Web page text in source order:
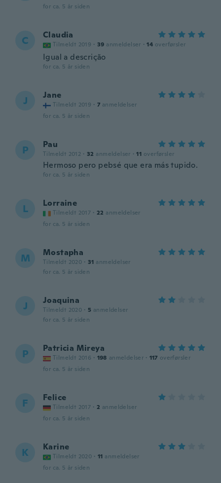
for ca. 5 år siden
C Claudia
Tilmeldt 2019 · 39 anmeldelser · 14 overførsler
Igual a descrição
for ca. 5 år siden
J Jane
Tilmeldt 2019 · 7 anmeldelser
for ca. 5 år siden
P Pau
Tilmeldt 2012 · 32 anmeldelser · 11 overførsler
Hermoso pero pebsé que era más tupido.
for ca. 5 år siden
L Lorraine
Tilmeldt 2017 · 22 anmeldelser
for ca. 5 år siden
M Mostapha
Tilmeldt 2020 · 31 anmeldelser
for ca. 5 år siden
J Joaquina
Tilmeldt 2020 · 5 anmeldelser
for ca. 5 år siden
P Patricia Mireya
Tilmeldt 2016 · 198 anmeldelser · 117 overførsler
for ca. 5 år siden
F Felice
Tilmeldt 2017 · 2 anmeldelser
for ca. 5 år siden
K Karine
Tilmeldt 2020 · 11 anmeldelser
for ca. 5 år siden